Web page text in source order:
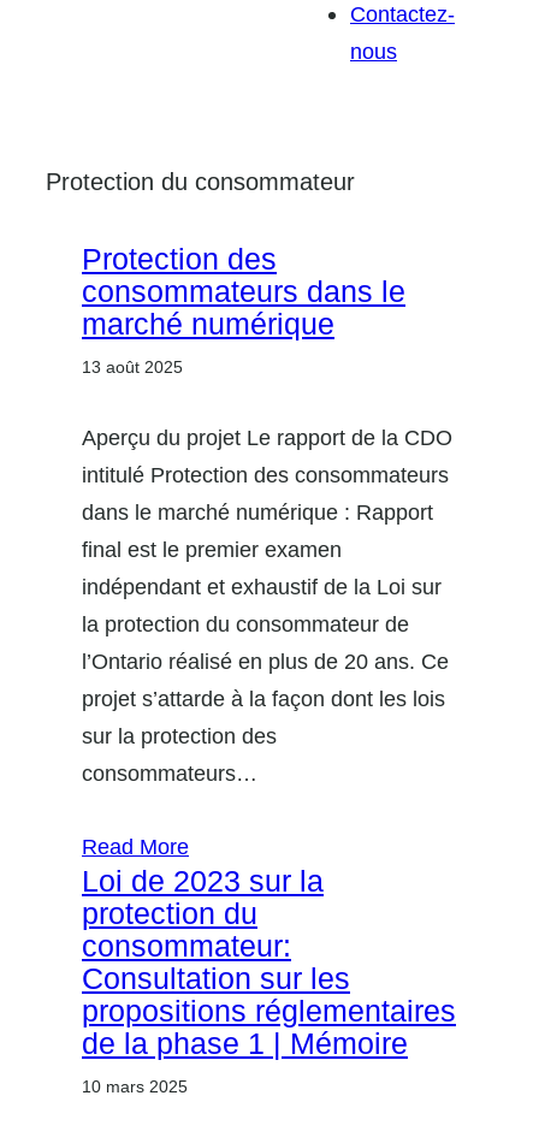
Contactez-
nous
Protection du consommateur
Protection des
consommateurs dans le
marché numérique
13 août 2025
Aperçu du projet Le rapport de la CDO
intitulé Protection des consommateurs
dans le marché numérique : Rapport
final est le premier examen
indépendant et exhaustif de la Loi sur
la protection du consommateur de
l’Ontario réalisé en plus de 20 ans. Ce
projet s’attarde à la façon dont les lois
sur la protection des
consommateurs…
Read More
Loi de 2023 sur la
protection du
consommateur:
Consultation sur les
propositions réglementaires
de la phase 1 | Mémoire
10 mars 2025